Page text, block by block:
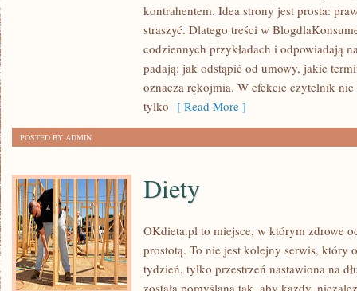
kontrahentem. Idea strony jest prosta:
straszyć. Dlatego treści w
codziennych przykładach i odpowiadają
padają: jak odstąpić od umowy, jakie
oznacza rękojmia. W efekcie czytelnik
tylko [ Read More ]
POSTED BY ADMIN
Diety
OKdieta.pl to miejsce, w którym zdrowe
prostotą. To nie jest kolejny serwis, który
tydzień, tylko przestrzeń nastawiona na
została pomyślana tak, aby każdy,